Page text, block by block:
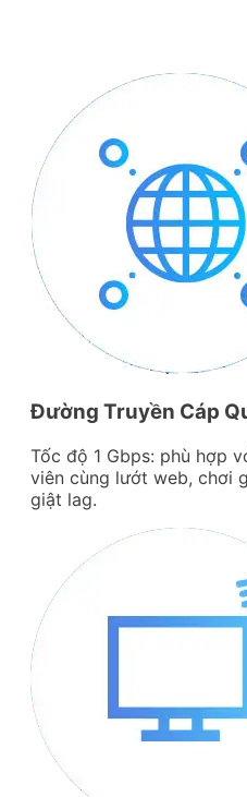
Đường Truyền Cáp
Tốc độ 1 Gbps: phù hợp
viên cùng lướt web, chơi
giật lag.